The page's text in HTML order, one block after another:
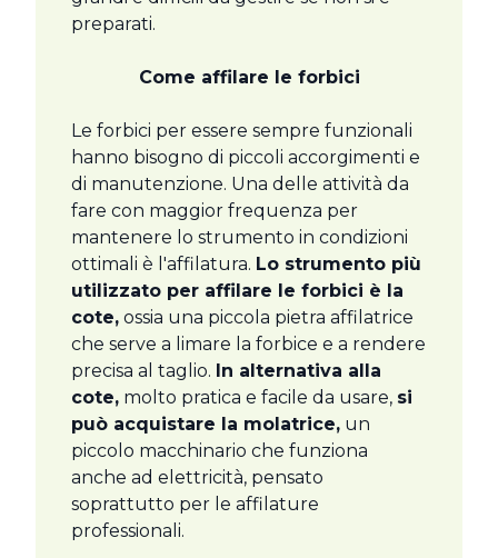
preparati.
Come affilare le forbici
Le forbici per essere sempre funzionali
hanno bisogno di piccoli accorgimenti e
di manutenzione. Una delle attività da
fare con maggior frequenza per
mantenere lo strumento in condizioni
ottimali è l'affilatura. Lo strumento più
utilizzato per affilare le forbici è la
cote, ossia una piccola pietra affilatrice
che serve a limare la forbice e a rendere
precisa al taglio. In alternativa alla
cote, molto pratica e facile da usare, si
può acquistare la molatrice, un
piccolo macchinario che funziona
anche ad elettricità, pensato
soprattutto per le affilature
professionali.